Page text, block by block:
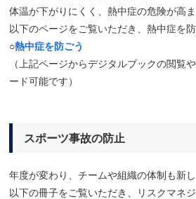
体温が下がりにくく、熱中症の危険が高ま
以下のページをご覧いただき、熱中症を防
○熱中症を防ごう
（上記ページからデジタルブックの閲覧
ード可能です）
スポーツ事故の防止
年度が変わり、チームや組織の体制も新し
以下の冊子をご覧いただき、リスクマネ